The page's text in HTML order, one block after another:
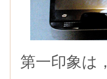
第一印象は，